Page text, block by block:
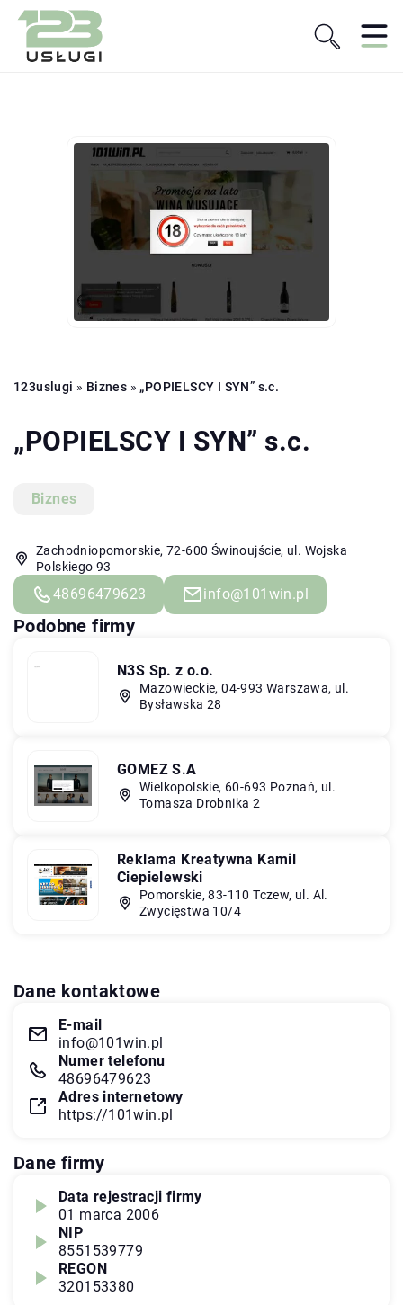
123uslugi » Biznes » „POPIELSCY I SYN” s.c.
„POPIELSCY I SYN” s.c.
Biznes
Zachodniopomorskie, 72-600 Świnoujście, ul. Wojska
Polskiego 93
48696479623 info@101win.pl
Podobne firmy
N3S Sp. z o.o.
Mazowieckie, 04-993 Warszawa, ul.
Bysławska 28
GOMEZ S.A
Wielkopolskie, 60-693 Poznań, ul.
Tomasza Drobnika 2
Reklama Kreatywna Kamil
Ciepielewski
Pomorskie, 83-110 Tczew, ul. Al.
Zwycięstwa 10/4
Dane kontaktowe
E-mail
info@101win.pl
Numer telefonu
48696479623
Adres internetowy
https://101win.pl
Dane firmy
Data rejestracji firmy
01 marca 2006
NIP
8551539779
REGON
320153380